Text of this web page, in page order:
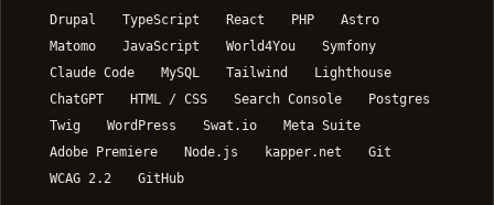
Drupal TypeScript React PHP
Astro
Matomo
JavaScript World4You
Symfony
Claude Code
MySQL Tailwind
Lighthouse
ChatGPT
HTML / CSS Search Console
Postgres
Twig
WordPress Swat.io
Meta Suite
Adobe Premiere
Node.js kapper.net
Git
WCAG 2.2
GitHub